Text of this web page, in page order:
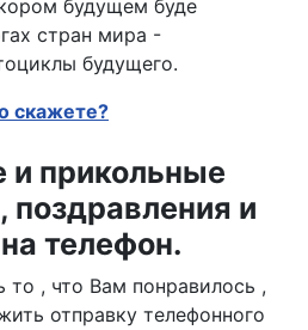
будущем буде
стран мира -
будущего.
скажете?
прикольные
поздравления и
телефон.
, что Вам понравилось ,
отправку телефонного